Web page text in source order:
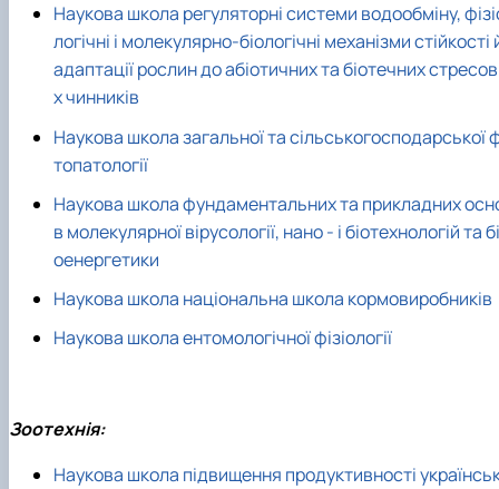
Наукова школа регуляторні системи водообміну,
логічні і молекулярно-біологічні механізми стійкості
адаптації рослин до абіотичних та біотечних
х чинників
Наукова школа загальної та сільськогосподарської
топатології
Наукова школа фундаментальних та прикладних
в молекулярної вірусології, нано - і біотехнологій та бі
оенергетики
Наукова школа національна школа кормовиробників
Наукова школа ентомологічної фізіології
Зоотехнія:
Наукова школа підвищення продуктивності